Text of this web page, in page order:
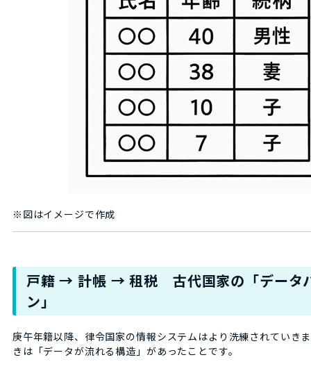
※図はイメージで作成
戸籍 → 計帳 → 租税 古代国家の「データ
ン」
庚午年籍以降、律令国家の情報システムはより洗練されていき
きは「データが流れる構造」があったことです。